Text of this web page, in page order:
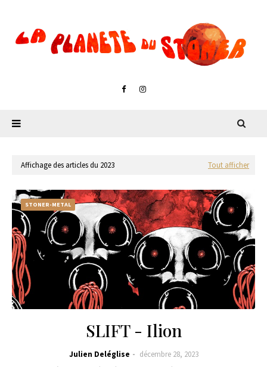
Affichage des articles du 2023 Tout afficher
STONER-METAL
SLIFT - Ilion
Julien Deléglise décembre 28, 2023